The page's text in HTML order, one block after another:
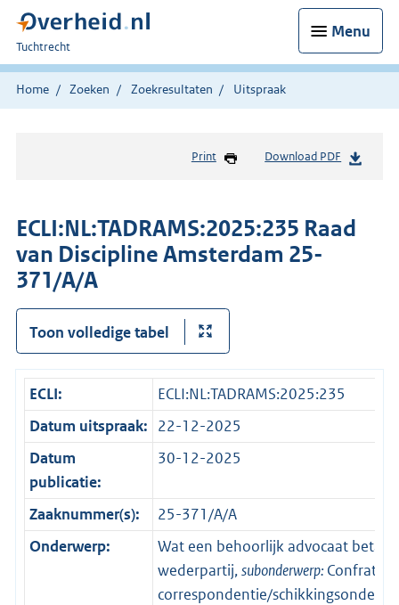
Menu
U
bent
hier:
Tuchtrecht
Home Zoeken Zoekresultaten Uitspraak
Print Download PDF
ECLI:NL:TADRAMS:2025:235 Raad
van Discipline Amsterdam 25-
371/A/A
Toon volledige tabel
ECLI:
ECLI:NL:TADRAMS:2025:235
Datum uitspraak: 22-12-2025
Datum
publicatie:
30-12-2025
Zaaknummer(s):
25-371/A/A
Onderwerp:
Wat een behoorlijk advocaat
wederpartij,subonderwerp:
correspondentie/